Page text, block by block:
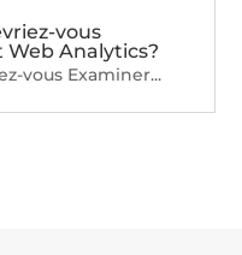
vous
Web Analytics?
vous Examiner...